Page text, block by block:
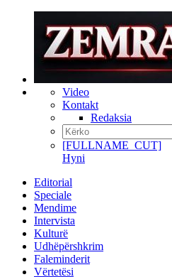
Video
Kontakt
Redaksia
[FULLNAME_CUT]
Hyni
Editorial
Speciale
Mendime
Intervista
Kulturë
Udhëpërshkrim
Faleminderit
Vërtetësi